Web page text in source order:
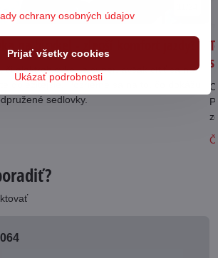
na bicykel - zlepší komfort jazdy?
či elektrobicykel je super, avšak cítiť sa na
dôležitejšie. Pozrieme sa na to, čo dokážu
sedlovky.
ochrany osobných údajov
Ukázať podrobnosti
Prijať všetky cookies